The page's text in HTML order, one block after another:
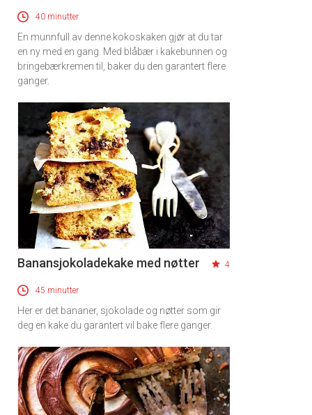
40 minutter
En munnfull av denne kokoskaken gjør at du tar
en ny med en gang. Med blåbær i kakebunnen og
bringebærkremen til, baker du den garantert flere
ganger.
Banansjokoladekake med nøtter 4
45 minutter
Her er det bananer, sjokolade og nøtter som gir
deg en kake du garantert vil bake flere ganger.